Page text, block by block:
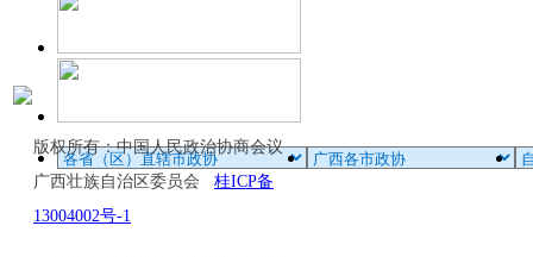
版权所有：中国人民政治协商会议
广西壮族自治区委员会 桂ICP备
13004002号-1